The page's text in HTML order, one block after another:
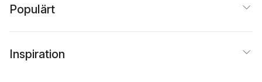
Populärt
Inspiration